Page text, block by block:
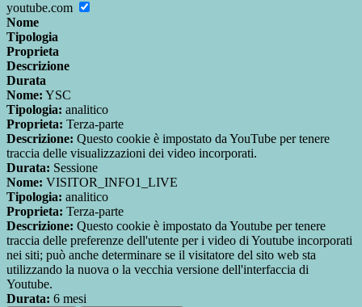
youtube.com
Nome
Tipologia
Proprieta
Descrizione
Durata
Nome: YSC
Tipologia: analitico
Proprieta: Terza-parte
Descrizione: Questo cookie è impostato da YouTube per tenere
traccia delle visualizzazioni dei video incorporati.
Durata: Sessione
Nome: VISITOR_INFO1_LIVE
Tipologia: analitico
Proprieta: Terza-parte
Descrizione: Questo cookie è impostato da Youtube per tenere
traccia delle preferenze dell'utente per i video di Youtube incorporati
nei siti; può anche determinare se il visitatore del sito web sta
utilizzando la nuova o la vecchia versione dell'interfaccia di
Youtube.
Durata: 6 mesi